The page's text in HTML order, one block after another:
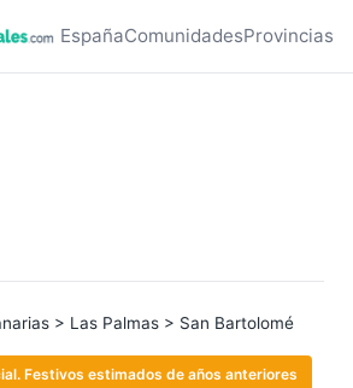
EspañaComunidadesProvincias
> Las Palmas > San Bartolomé
Festivos estimados de años anteriores